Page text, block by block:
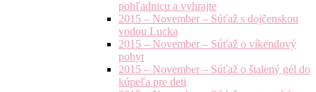
pohľadnicu a vyhrajte
2015 – November – Súťaž s dojčenskou
vodou Lucka
2015 – November – Súťaž o víkendový
pobyt
2015 – November – Súťaž o šialený gél do
kúpeľa pre deti